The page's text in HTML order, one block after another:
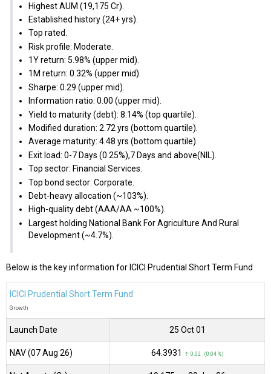
Highest AUM (₹19,175 Cr).
Established history (24+ yrs).
Top rated.
Risk profile: Moderate.
1Y return: 5.98% (upper mid).
1M return: 0.32% (upper mid).
Sharpe: 0.29 (upper mid).
Information ratio: 0.00 (upper mid).
Yield to maturity (debt): 8.14% (top quartile).
Modified duration: 2.72 yrs (bottom quartile).
Average maturity: 4.48 yrs (bottom quartile).
Exit load: 0-7 Days (0.25%),7 Days and above(NIL).
Top sector: Financial Services.
Top bond sector: Corporate.
Debt-heavy allocation (~103%).
High-quality debt (AAA/AA ~100%).
Largest holding National Bank For Agriculture And Rural
Development (~4.7%).
Below is the key information for ICICI Prudential Short Term Fund
ICICI Prudential Short Term Fund
Growth
Launch Date 25 Oct 01
NAV (07 Aug 26) ₹64.3931 ↑ 0.02 (0.04 %)